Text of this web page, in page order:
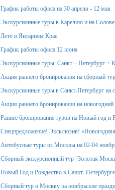
График работы офиса на 30 апреля - 12 мая
Экскурсионные туры в Карелию и на
Лето в Янтарном Крае
График работы офиса 12 июня
Экскурсионные туры: Санкт – Петербург +
Акция раннего бронирования на сборный
Экскурсионные туры в Санкт-Петербург на
Акция раннего бронирования на
Раннее бронирование туров на Новый год и
Спецпредложение! Эксклюзив!
Автобусные туры из Москвы на 02-04
Сборный экскурсионный тур "Золотая
Новый Год и Рождество в Санкт–Петербурге
Сборный тур в Москву на ноябрьские